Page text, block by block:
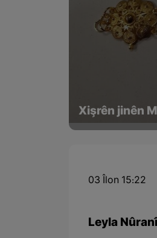
Xişrên jinên
03 Îlon 15:22
Leyla Nûranî